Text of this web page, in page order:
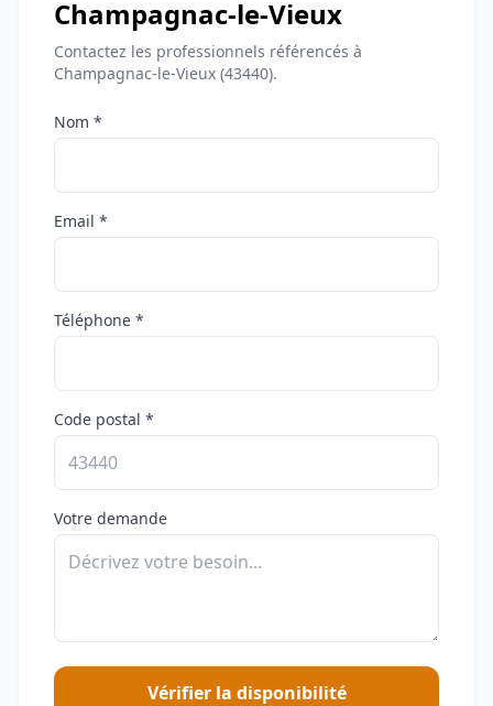
Champagnac-le-Vieux
Contactez les professionnels référencés à
Champagnac-le-Vieux (43440).
Nom *
Email *
Téléphone *
Code postal *
Votre demande
Vérifier la disponibilité